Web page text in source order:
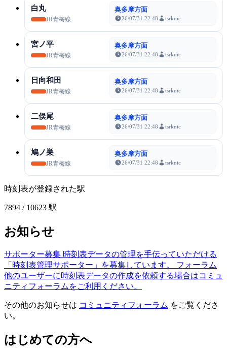
白丸
JR青梅線
奥多摩方面
26/07/31 22:48 tsrknic
宮ノ平
JR青梅線
奥多摩方面
26/07/31 22:48 tsrknic
日向和田
JR青梅線
奥多摩方面
26/07/31 22:48 tsrknic
二俣尾
JR青梅線
奥多摩方面
26/07/31 22:48 tsrknic
鳩ノ巣
JR青梅線
奥多摩方面
26/07/31 22:48 tsrknic
時刻表が登録された駅
7894 / 10623 駅
お知らせ
サポーター募集 時刻表データの管理を手伝っていただける
「時刻表管理サポーター」を募集しています。
フォーラム
他のユーザーに時刻表データの作成を依頼する場合はコミュ
ニティフォーラムをご利用ください。
その他のお知らせは コミュニティフォーラム をご覧くださ
い。
はじめての方へ